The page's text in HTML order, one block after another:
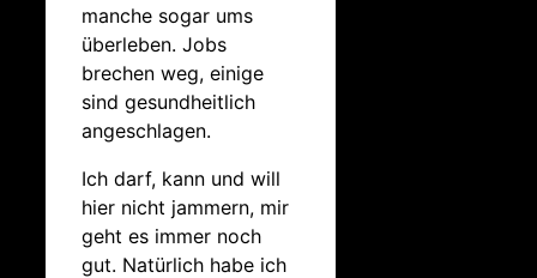
manche sogar ums
überleben. Jobs
brechen weg, einige
sind gesundheitlich
angeschlagen.
Ich darf, kann und will
hier nicht jammern, mir
geht es immer noch
gut. Natürlich habe ich